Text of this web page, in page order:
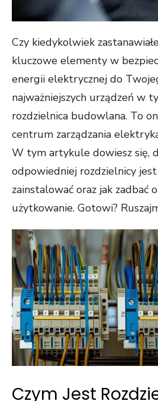
Czy kiedykolwiek
kluczowe elementy w
energii elektrycznej do
najważniejszych urządzeń w
rozdzielnica budowlana. To
centrum zarządzania
W tym artykule dowiesz się,
odpowiedniej rozdzielnicy
zainstalować oraz jak zadbać
użytkowanie. Gotowi?
Czym Jest